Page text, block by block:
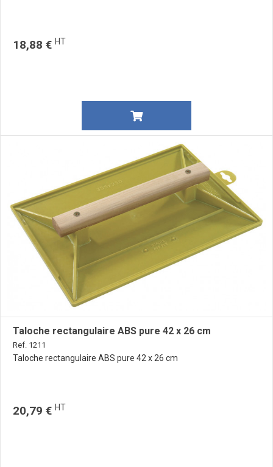
18,88 € HT
Taloche rectangulaire ABS pure 42 x 26 cm
Ref. 1211
Taloche rectangulaire ABS pure 42 x 26 cm
20,79 € HT